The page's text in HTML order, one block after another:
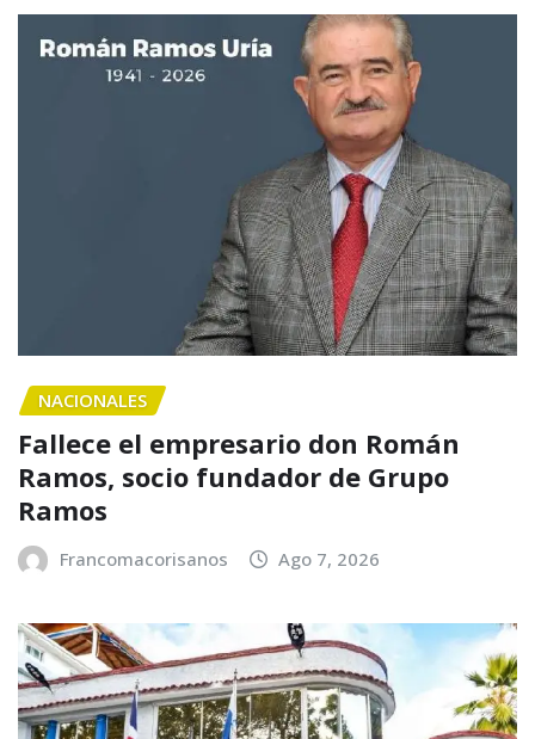
NACIONALES
Fallece el empresario don Román
Ramos, socio fundador de Grupo
Ramos
Francomacorisanos Ago 7, 2026